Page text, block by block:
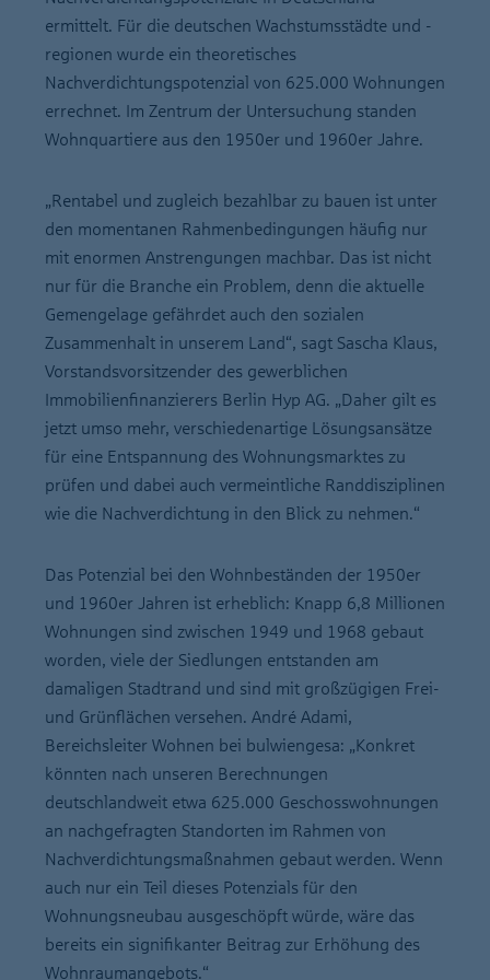
ermittelt. Für die deutschen Wachstumsstädte und -
regionen wurde ein theoretisches
Nachverdichtungspotenzial von 625.000 Wohnungen
errechnet. Im Zentrum der Untersuchung standen
Wohnquartiere aus den 1950er und 1960er Jahre.
„Rentabel und zugleich bezahlbar zu bauen ist unter
den momentanen Rahmenbedingungen häufig nur
mit enormen Anstrengungen machbar. Das ist nicht
nur für die Branche ein Problem, denn die aktuelle
Gemengelage gefährdet auch den sozialen
Zusammenhalt in unserem Land“, sagt Sascha Klaus,
Vorstandsvorsitzender des gewerblichen
Immobilienfinanzierers Berlin Hyp AG. „Daher gilt es
jetzt umso mehr, verschiedenartige Lösungsansätze
für eine Entspannung des Wohnungsmarktes zu
prüfen und dabei auch vermeintliche Randdisziplinen
wie die Nachverdichtung in den Blick zu nehmen.“
Das Potenzial bei den Wohnbeständen der 1950er
und 1960er Jahren ist erheblich: Knapp 6,8 Millionen
Wohnungen sind zwischen 1949 und 1968 gebaut
worden, viele der Siedlungen entstanden am
damaligen Stadtrand und sind mit großzügigen Frei-
und Grünflächen versehen. André Adami,
Bereichsleiter Wohnen bei bulwiengesa: „Konkret
könnten nach unseren Berechnungen
deutschlandweit etwa 625.000 Geschosswohnungen
an nachgefragten Standorten im Rahmen von
Nachverdichtungsmaßnahmen gebaut werden. Wenn
auch nur ein Teil dieses Potenzials für den
Wohnungsneubau ausgeschöpft würde, wäre das
bereits ein signifikanter Beitrag zur Erhöhung des
Wohnraumangebots.“